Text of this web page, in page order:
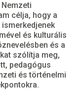
Nemzeti
célja, hogy a
és kulturális
és a
szólítja meg,
pedagógus
és történelmi